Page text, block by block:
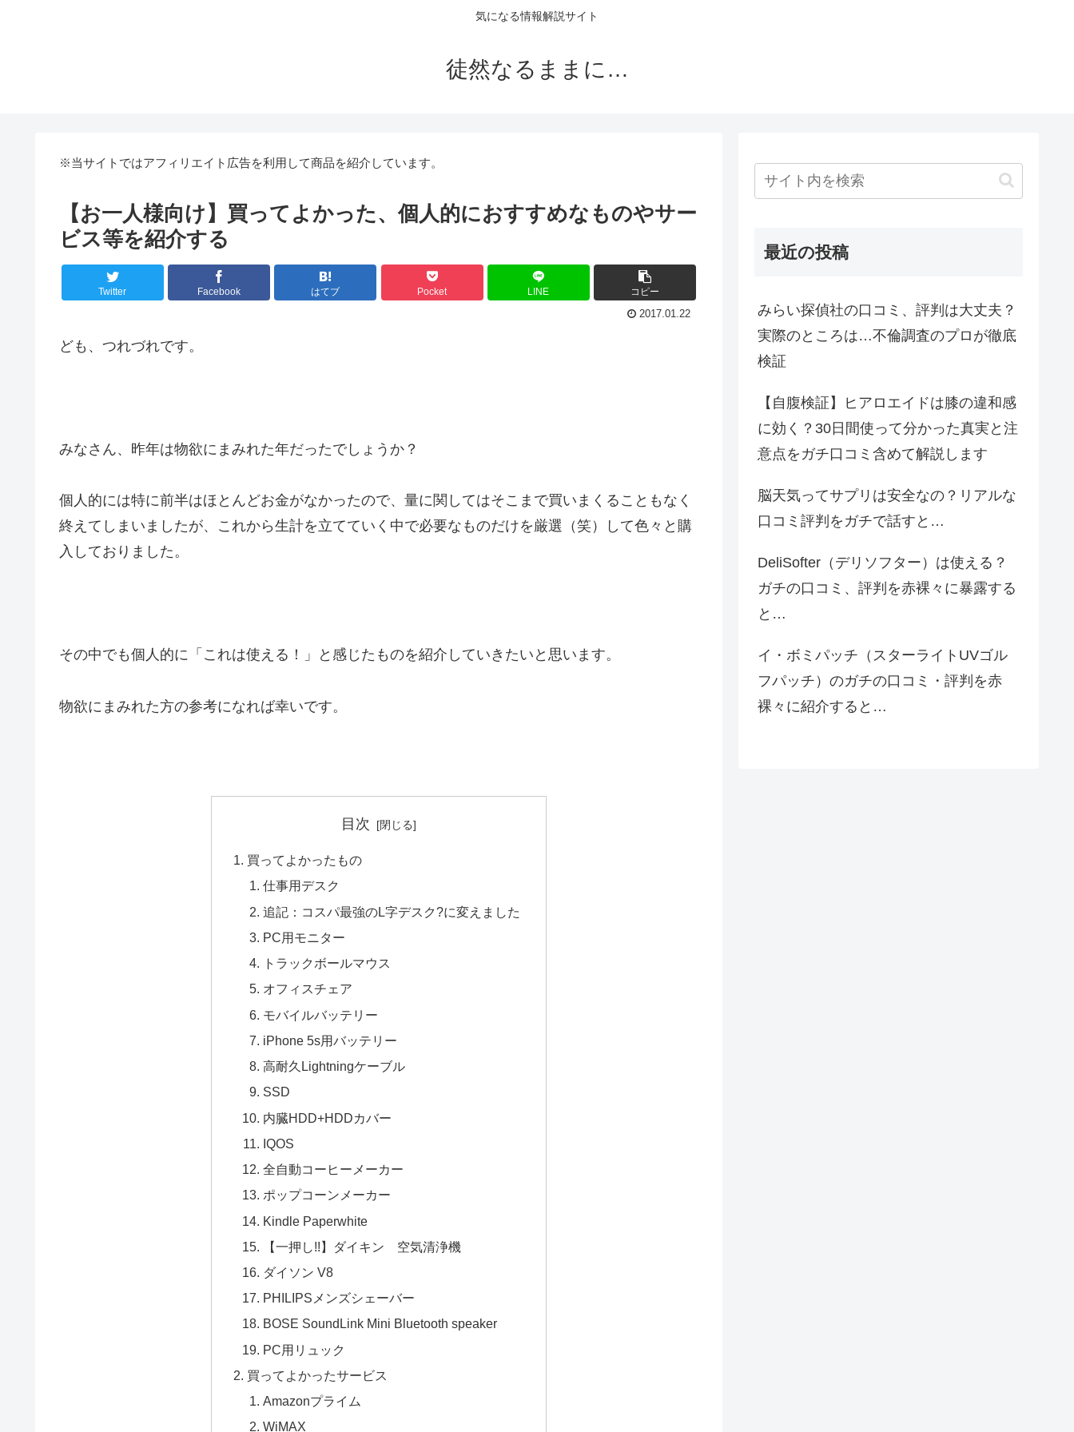
気になる情報解説サイト
徒然なるままに…
※当サイトではアフィリエイト広告を利用して商品を紹介しています。
【お一人様向け】買ってよかった、個人的におすすめなものやサー
ビス等を紹介する
Twitter Facebook はてブ Pocket LINE コピー
2017.01.22
ども、つれづれです。
みなさん、昨年は物欲にまみれた年だったでしょうか？
個人的には特に前半はほとんどお金がなかったので、量に関してはそこまで買いまくることもなく
終えてしまいましたが、これから生計を立てていく中で必要なものだけを厳選（笑）して色々と購
入しておりました。
その中でも個人的に「これは使える！」と感じたものを紹介していきたいと思います。
物欲にまみれた方の参考になれば幸いです。
目次
買ってよかったもの
仕事用デスク
追記：コスパ最強のL字デスク?に変えました
PC用モニター
トラックボールマウス
オフィスチェア
モバイルバッテリー
iPhone 5s用バッテリー
高耐久Lightningケーブル
SSD
内臓HDD+HDDカバー
IQOS
全自動コーヒーメーカー
ポップコーンメーカー
Kindle Paperwhite
【一押し!!】ダイキン 空気清浄機
ダイソン V8
PHILIPSメンズシェーバー
BOSE SoundLink Mini Bluetooth speaker
PC用リュック
買ってよかったサービス
Amazonプライム
WiMAX
最近の投稿
みらい探偵社の口コミ、評判は大丈夫？
実際のところは…不倫調査のプロが徹底
検証
【自腹検証】ヒアロエイドは膝の違和感
に効く？30日間使って分かった真実と注
意点をガチ口コミ含めて解説します
脳天気ってサプリは安全なの？リアルな
口コミ評判をガチで話すと…
DeliSofter（デリソフター）は使える？
ガチの口コミ、評判を赤裸々に暴露する
と…
イ・ボミパッチ（スターライトUVゴル
フパッチ）のガチの口コミ・評判を赤
裸々に紹介すると…